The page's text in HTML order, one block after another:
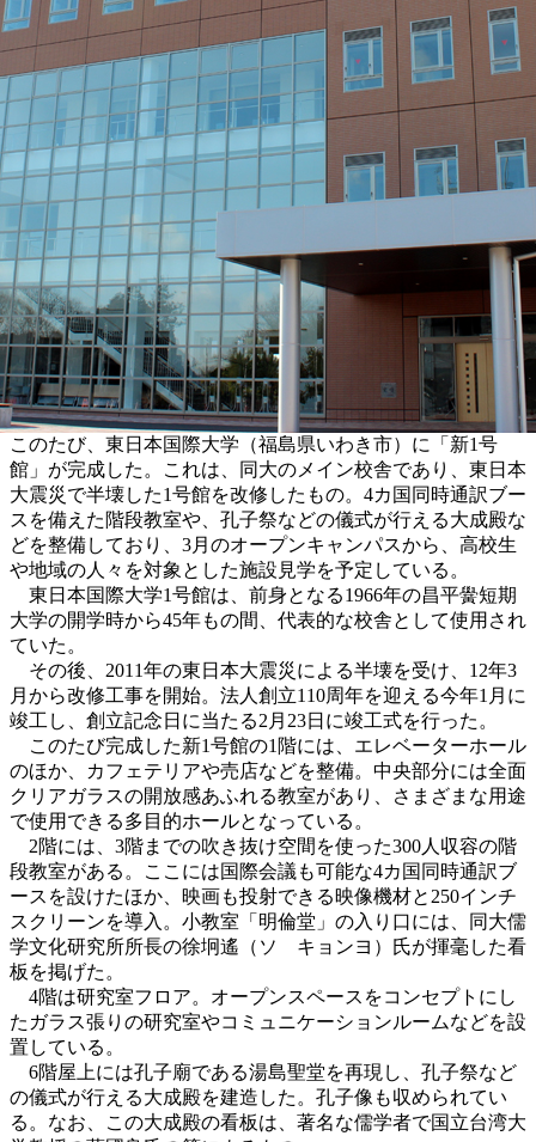
このたび、東日本国際大学（福島県いわき市）に「新1号
館」が完成した。これは、同大のメイン校舎であり、東日本
大震災で半壊した1号館を改修したもの。4カ国同時通訳ブー
スを備えた階段教室や、孔子祭などの儀式が行える大成殿な
どを整備しており、3月のオープンキャンパスから、高校生
や地域の人々を対象とした施設見学を予定している。
東日本国際大学1号館は、前身となる1966年の昌平黌短期
大学の開学時から45年もの間、代表的な校舎として使用され
ていた。
その後、2011年の東日本大震災による半壊を受け、12年3
月から改修工事を開始。法人創立110周年を迎える今年1月に
竣工し、創立記念日に当たる2月23日に竣工式を行った。
このたび完成した新1号館の1階には、エレベーターホール
のほか、カフェテリアや売店などを整備。中央部分には全面
クリアガラスの開放感あふれる教室があり、さまざまな用途
で使用できる多目的ホールとなっている。
2階には、3階までの吹き抜け空間を使った300人収容の階
段教室がある。ここには国際会議も可能な4カ国同時通訳ブ
ースを設けたほか、映画も投射できる映像機材と250インチ
スクリーンを導入。小教室「明倫堂」の入り口には、同大儒
学文化研究所所長の徐坰遙（ソ キョンヨ）氏が揮毫した看
板を掲げた。
4階は研究室フロア。オープンスペースをコンセプトにし
たガラス張りの研究室やコミュニケーションルームなどを設
置している。
6階屋上には孔子廟である湯島聖堂を再現し、孔子祭など
の儀式が行える大成殿を建造した。孔子像も収められてい
る。なお、この大成殿の看板は、著名な儒学者で国立台湾大